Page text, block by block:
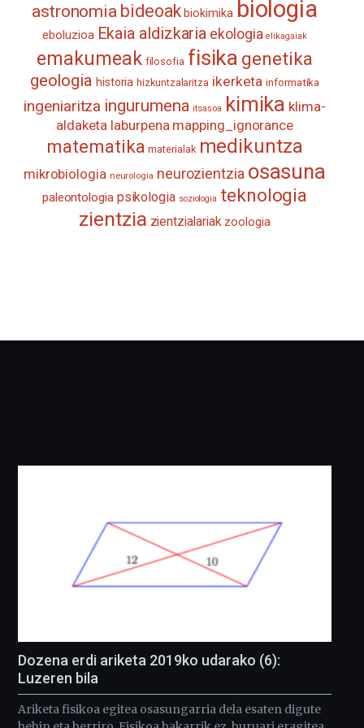
astronomia bideoak biokimika biologia
eboluzioa Ekaia aldizkaria ekologia elikagaiak
emakumeak filosofia fisika genetika
geologia historia hizkuntzalaritza ikerketa informatika
ingeniaritza ingurumena itsasoa kimika klima-
aldaketa laburpena mapping_ignorance
matematika materialak medikuntza
mikrobiologia neurologia neurozientzia osasuna
paleontologia psikologia soziologia teknologia
zientzia zientzialariak zoologia
Dozena erdi ariketa 2019ko udarako (6):
Luzeren bila
Ariketa fisikoa egitea osasungarria dela esaten digute